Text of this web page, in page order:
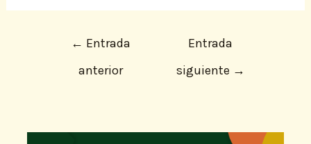
← Entrada
anterior
Entrada
siguiente →